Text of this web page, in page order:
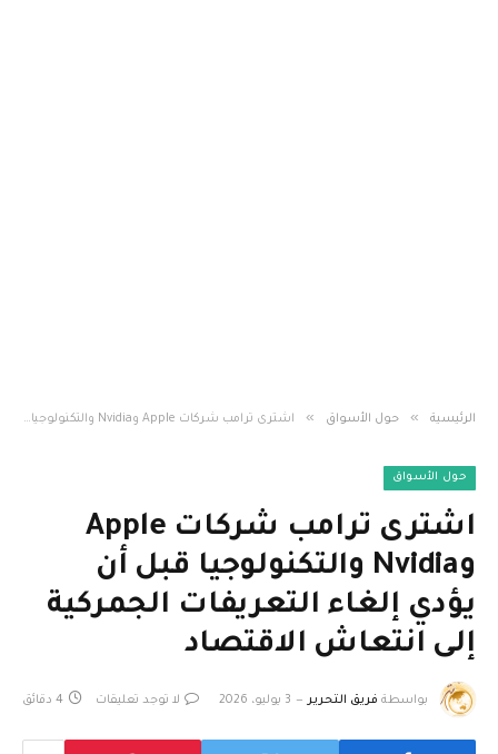
الرئيسية » حول الأسواق » اشترى ترامب شركات Apple وNvidia والتكنولوجيا قبل أن يؤدي إلغاء التعريفات الجمركية إلى انتعاش الاقتصاد
حول الأسواق
اشترى ترامب شركات Apple
وNvidia والتكنولوجيا قبل أن
يؤدي إلغاء التعريفات الجمركية
إلى انتعاش الاقتصاد
بواسطة فريق التحرير 3 يوليو، 2026 لا توجد تعليقات 4 دقائق